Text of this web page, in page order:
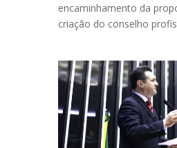
encaminhamento da
criação do conselho